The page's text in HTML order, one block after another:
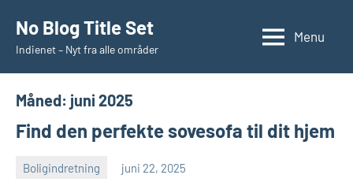
indhold
No Blog Title Set
Indienet – Nyt fra alle områder
Menu
Måned: juni 2025
Find den perfekte sovesofa til dit hjem
Boligindretning juni 22, 2025
Esben